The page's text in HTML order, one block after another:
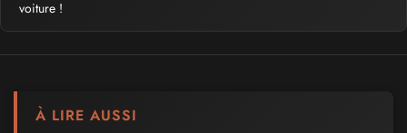
voiture !
À LIRE AUSSI